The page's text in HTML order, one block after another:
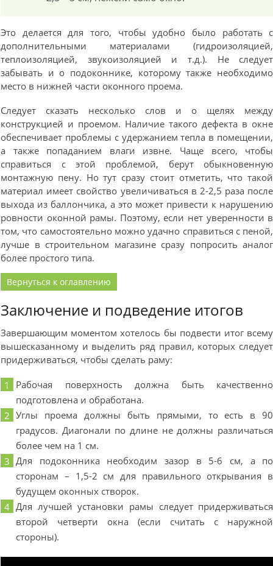
Это делается для того, чтобы удобно было работать с
дополнительными материалами (гидроизоляцией,
теплоизоляцией, звукоизоляцией и т.д.). Не следует
забывать и о подоконнике, которому также необходимо
место в нижней части оконного проема.
Следует сказать несколько слов и о щелях между
конструкцией и проемом. Наличие такого дефекта в окне
обеспечивает проблемы с удержанием тепла в помещении,
а также попаданием влаги извне. Чаще всего, чтобы
справиться с этой проблемой, берут обыкновенную
монтажную пену. Но тут сразу стоит отметить, что такой
материал имеет свойство увеличиваться в 2-2,5 раза после
выхода из баллончика, а это может привести к нарушению
ровности оконной рамы. Поэтому, если нет уверенности в
том, что самостоятельно можно удачно справиться с пеной,
лучше в строительном магазине сразу попросить аналог
более простого типа.
Вернуться к оглавлению
Заключение и подведение итогов
Завершающим моментом хотелось бы подвести итог всему
вышесказанному и выделить ряд правил, которых следует
придерживаться, чтобы сделать раму:
Рабочая поверхность должна быть качественно
подготовлена и обработана.
Углы проема должны быть прямыми, то есть в 90
градусов. Диагонали по длине не должны различаться
более чем на 1 см.
Для подоконника необходим зазор в 5-6 см, а по
сторонам – 1,5-2 см для правильного открывания в
будущем оконных створок.
Для лучшей установки рамы следует придерживаться
второй четверти окна (если считать с наружной
стороны).